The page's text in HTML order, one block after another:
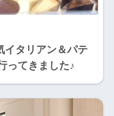
イタリアン＆パテ
ってきました♪